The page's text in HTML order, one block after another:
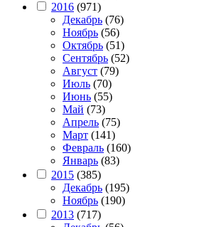
2016 (971)
Декабрь (76)
Ноябрь (56)
Октябрь (51)
Сентябрь (52)
Август (79)
Июль (70)
Июнь (55)
Май (73)
Апрель (75)
Март (141)
Февраль (160)
Январь (83)
2015 (385)
Декабрь (195)
Ноябрь (190)
2013 (717)